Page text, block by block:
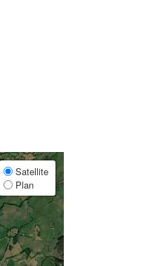
Satellite
Plan